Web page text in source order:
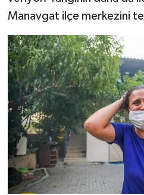
Manavgat ilçe merkezini